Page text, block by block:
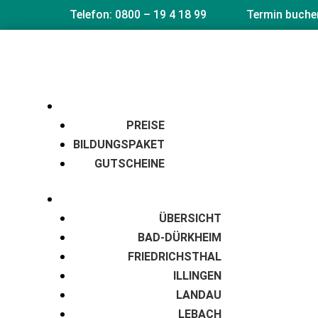
Telefon: 0800 – 19 4 18 99 Termin
PREISE
BILDUNGSPAKET
GUTSCHEINE
ÜBERSICHT
BAD-DÜRKHEIM
FRIEDRICHSTHAL
ILLINGEN
LANDAU
LEBACH